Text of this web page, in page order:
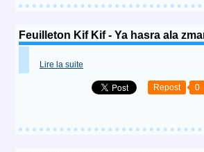
Lire la suite
Repost 0